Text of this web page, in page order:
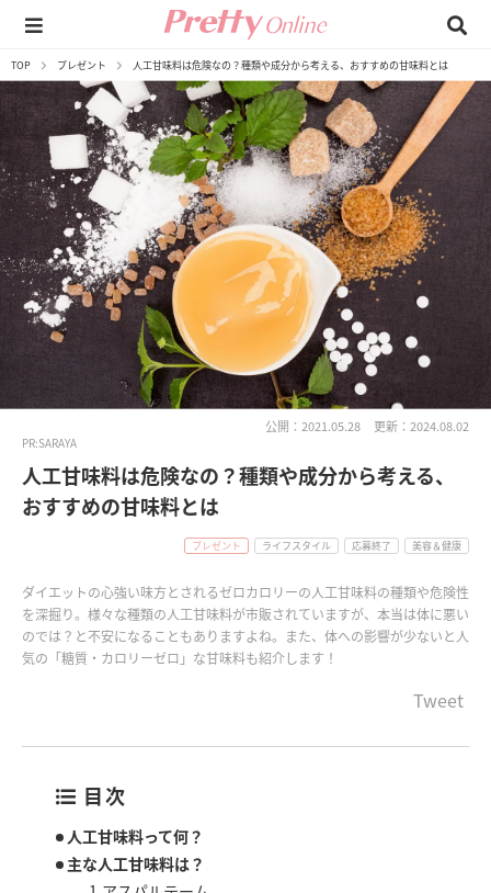
TOP プレゼント 人工甘味料は危険なの？種類や成分から考える、おすすめの甘味料とは
公開：2021.05.28 更新：2024.08.02
PR:SARAYA
人工甘味料は危険なの？種類や成分から考える、
おすすめの甘味料とは
プレゼント ライフスタイル 応募終了 美容＆健康
ダイエットの心強い味方とされるゼロカロリーの人工甘味料の種類や危険性
を深掘り。様々な種類の人工甘味料が市販されていますが、本当は体に悪い
のでは？と不安になることもありますよね。また、体への影響が少ないと人
気の「糖質・カロリーゼロ」な甘味料も紹介します！
Tweet
目次
人工甘味料って何？
主な人工甘味料は？